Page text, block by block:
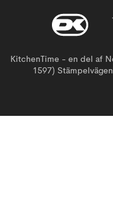
KitchenTime - en del af
1597)